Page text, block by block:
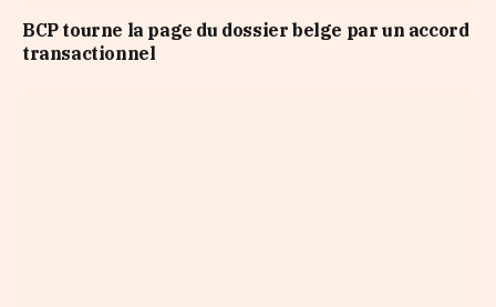
BCP tourne la page du dossier belge par un accord
transactionnel